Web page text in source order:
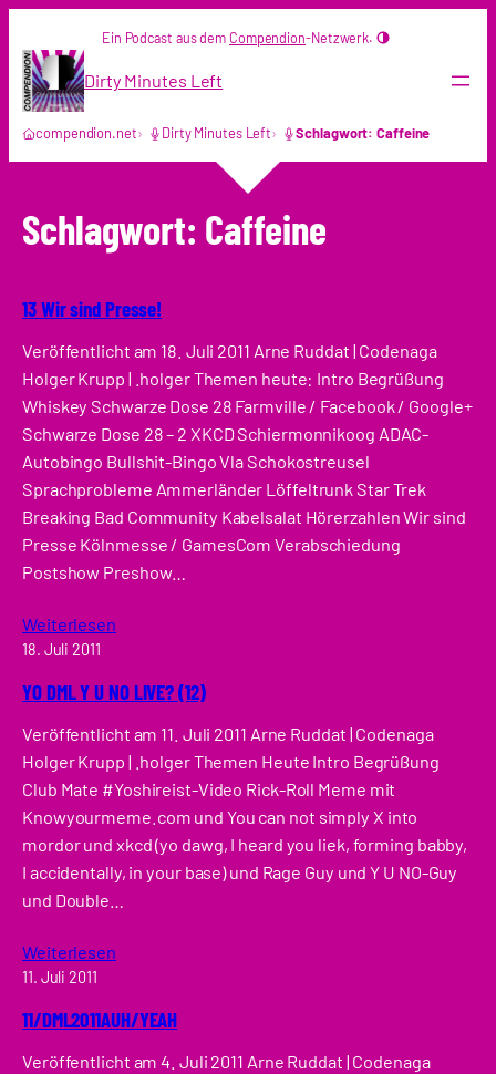
Inhalt
springen
Ein Podcast aus dem Compendion-Netzwerk.
Dirty Minutes Left
compendion.net Dirty Minutes Left Schlagwort: Caffeine
Schlagwort: Caffeine
13 Wir sind Presse!
Veröffentlicht am 18. Juli 2011 Arne Ruddat | Codenaga
Holger Krupp | .holger Themen heute: Intro Begrüßung
Whiskey Schwarze Dose 28 Farmville / Facebook / Google+
Schwarze Dose 28 – 2 XKCD Schiermonnikoog ADAC-
Autobingo Bullshit-Bingo Vla Schokostreusel
Sprachprobleme Ammerländer Löffeltrunk Star Trek
Breaking Bad Community Kabelsalat Hörerzahlen Wir sind
Presse Kölnmesse / GamesCom Verabschiedung
Postshow Preshow…
Weiterlesen
18. Juli 2011
YO DML Y U NO LIVE? (12)
Veröffentlicht am 11. Juli 2011 Arne Ruddat | Codenaga
Holger Krupp | .holger Themen Heute Intro Begrüßung
Club Mate #Yoshireist-Video Rick-Roll Meme mit
Knowyourmeme.com und You can not simply X into
mordor und xkcd (yo dawg, I heard you liek, forming babby,
I accidentally, in your base) und Rage Guy und Y U NO-Guy
und Double…
Weiterlesen
11. Juli 2011
11/DML2011AUH/YEAH
Veröffentlicht am 4. Juli 2011 Arne Ruddat | Codenaga